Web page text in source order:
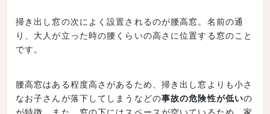
掃き出し窓の次によく設置されるのが腰高窓。名前の通
り、大人が立った時の腰くらいの高さに位置する窓のこと
です。
腰高窓はある程度高さがあるため、掃き出し窓よりも小さ
なお子さんが落下してしまうなどの事故の危険性が低いの